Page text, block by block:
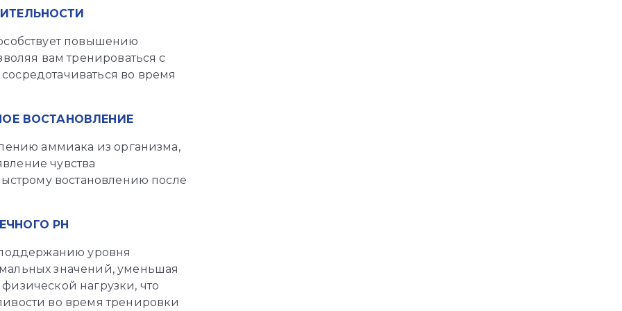
повышению
вам тренироваться с
во время
ВОСТАНОВЛЕНИЕ
аммиака из организма,
чувства
востановлению после
РН
поддержанию уровня
значений, уменьшая
нагрузки, что
во время тренировки